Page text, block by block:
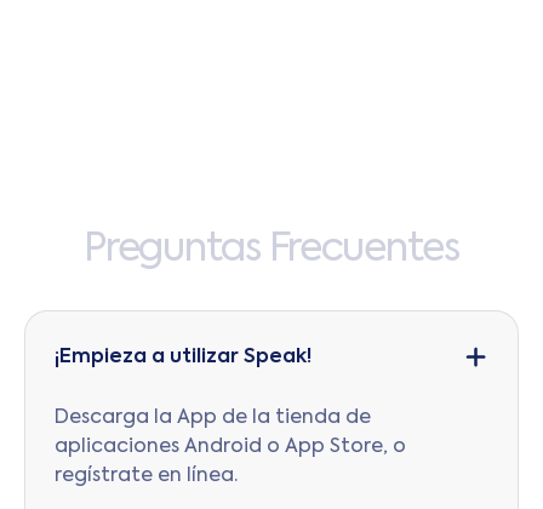
Preguntas Frecuentes
¡Empieza a utilizar Speak!
Descarga la App de la tienda de
aplicaciones Android o App Store, o
regístrate en línea.